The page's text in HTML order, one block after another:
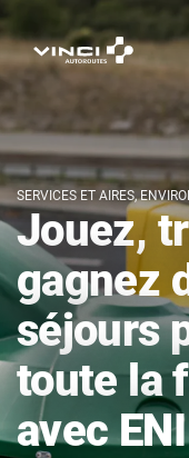
SERVICES ET AIRES,
Jouez,
gagnez
séjours
toute la
avec ENI